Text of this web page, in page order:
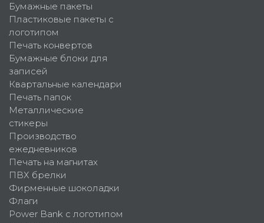
Бумажные пакеты
Пластиковые пакеты с
логотипом
Печать конвертов
Бумажные блоки для
записей
Квартальные календари
Печать папок
Металлические
стикеры
Производство
ежедневников
Печать на магнитах
ПВХ брелки
Фирменные шоколадки
Флаги
Power Bank с логотипом